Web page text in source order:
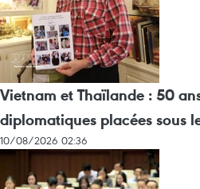
Vietnam et Thaïlande : 50
diplomatiques placées sous
10/08/2026 02:36